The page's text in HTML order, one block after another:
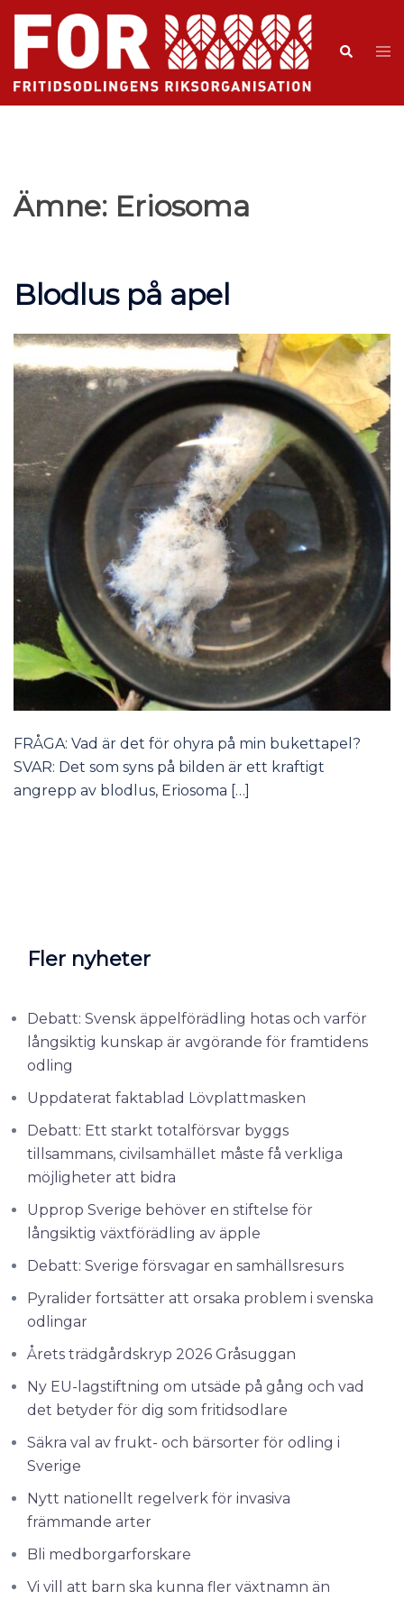
Ämne: Eriosoma
Blodlus på apel
FRÅGA: Vad är det för ohyra på min bukettapel?
SVAR: Det som syns på bilden är ett kraftigt
angrepp av blodlus, Eriosoma […]
Fler nyheter
Debatt: Svensk äppelförädling hotas och varför
långsiktig kunskap är avgörande för framtidens
odling
Uppdaterat faktablad Lövplattmasken
Debatt: Ett starkt totalförsvar byggs
tillsammans, civilsamhället måste få verkliga
möjligheter att bidra
Upprop Sverige behöver en stiftelse för
långsiktig växtförädling av äpple
Debatt: Sverige försvagar en samhällsresurs
Pyralider fortsätter att orsaka problem i svenska
odlingar
Årets trädgårdskryp 2026 Gråsuggan
Ny EU-lagstiftning om utsäde på gång och vad
det betyder för dig som fritidsodlare
Säkra val av frukt- och bärsorter för odling i
Sverige
Nytt nationellt regelverk för invasiva
främmande arter
Bli medborgarforskare
Vi vill att barn ska kunna fler växtnamn än